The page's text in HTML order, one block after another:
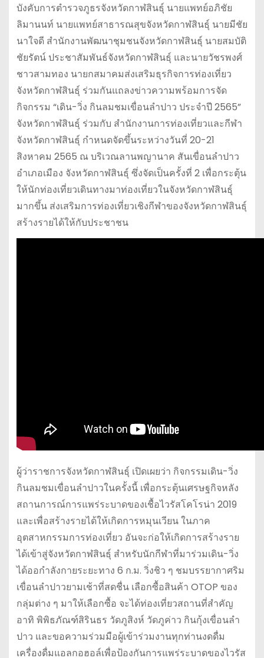
บังคับการตำรวจภูธรจังหวัดกาฬสินธุ์ นายแพทย์อภิชัย
ลิมานนท์ นายแพทย์สาธารณสุขจังหวัดกาฬสินธุ์ นายมีชัย
นาใจดี สำนักงานพัฒนาชุมชนจังหวัดกาฬสินธุ์ นายสมบัติ
ชัยรัตน์ ประชาสัมพันธ์จังหวัดกาฬสินธุ์ และนายวัชรพงศ์
ชาวสามทอง นายกสมาคมส่งเสริมธุรกิจการท่องเที่ยว
จังหวัดกาฬสินธุ์ ร่วมกันแถลงข่าวความพร้อมการจัด
กิจกรรม “เดิน-วิ่ง กินลมชมเขื่อนลำปาว ประจำปี 2565”
จังหวัดกาฬสินธุ์ ร่วมกับ สำนักงานการท่องเที่ยวและกีฬา
จังหวัดกาฬสินธุ์ กำหนดจัดขึ้นระหว่างวันที่ 20-21
สิงหาคม 2565 ณ บริเวณลานพญานาค สันเขื่อนลำปาว
อำเภอเมือง จังหวัดกาฬสินธุ์ ซึ่งจัดเป็นครั้งที่ 2 เพื่อกระตุ้น
ให้นักท่องเที่ยวเดินทางมาท่องเที่ยวในจังหวัดกาฬสินธุ์
มากขึ้น ส่งเสริมการท่องเที่ยวเชิงกีฬาของจังหวัดกาฬสินธุ์
สร้างรายได้ให้กับประชาชน
ผู้ว่าราชการจังหวัดกาฬสินธุ์ เปิดเผยว่า กิจกรรมเดิน-วิ่ง
กินลมชมเขื่อนลำปาวในครั้งนี้ เพื่อกระตุ้นเศรษฐกิจหลัง
สถานการณ์การแพร่ระบาดของเชื้อไวรัสโคโรน่า 2019
และเพื่อสร้างรายได้ให้เกิดการหมุนเวียน ในภาค
อุตสาหกรรมการท่องเที่ยว อันจะก่อให้เกิดการสร้างราย
ได้เข้าสู่จังหวัดกาฬสินธุ์ สำหรับนักกีฬาที่มาร่วมเดิน-วิ่ง
ได้ออกำลังกายระยะทาง 6 ก.ม. วิ่งชิว ๆ ชมบรรยากาศริม
เขื่อนลำปาวยามเช้าที่สดชื่น เลือกซื้อสินค้า OTOP ของ
กลุ่มต่าง ๆ มาให้เลือกซื้อ จะได้ท่องเที่ยวสถานที่สำคัญ
อาทิ พิพิธภัณฑ์สิรินธร วัดภูสิงห์ วัดภูค่าว กินกุ้งเขื่อนลำ
ปาว และขอความร่วมมือผู้เข้าร่วมงานทุกท่านงดดื่ม
เครื่องดื่มแอลกอฮอล์เพื่อป้องกันการแพร่ระบาดของไวรัส